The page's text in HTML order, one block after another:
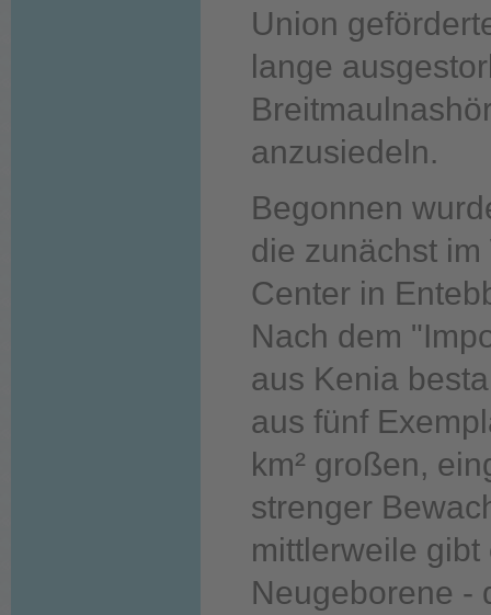
Union
lange
anzusiedeln.
Begonnen
die zunächst
Center in
Nach dem
aus Kenia
aus fünf
km² großen,
strenger
mittlerweile
Neugeborene -